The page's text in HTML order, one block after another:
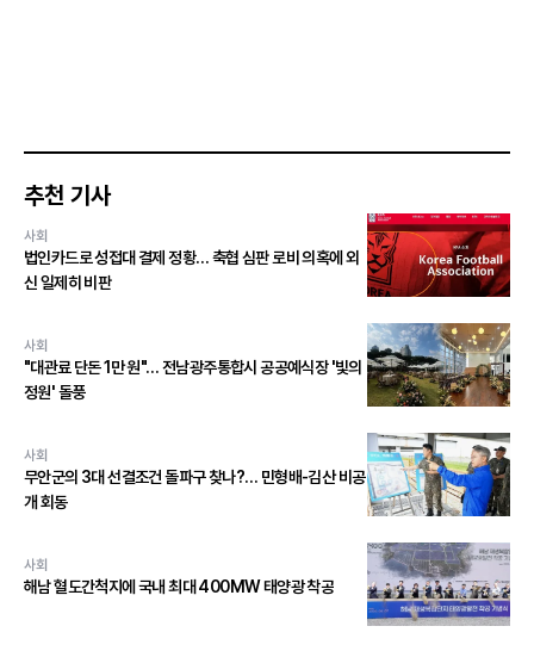
추천 기사
사회
법인카드로 성접대 결제 정황… 축협 심판 로비 의혹에 외
신 일제히 비판
사회
"대관료 단돈 1만 원"… 전남광주통합시 공공예식장 '빛의
정원' 돌풍
사회
무안군의 3대 선결조건 돌파구 찾나?… 민형배-김산 비공
개 회동
사회
해남 혈도간척지에 국내 최대 400MW 태양광 착공